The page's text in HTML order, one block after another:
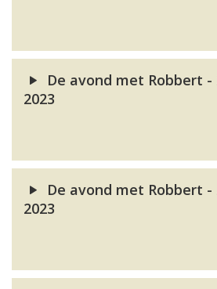
De avond met Robbert
2023
De avond met Robbert
2023